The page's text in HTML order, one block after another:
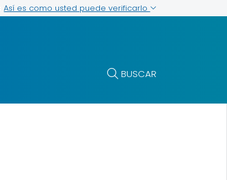
Así es como usted puede verificarlo
BUSCAR